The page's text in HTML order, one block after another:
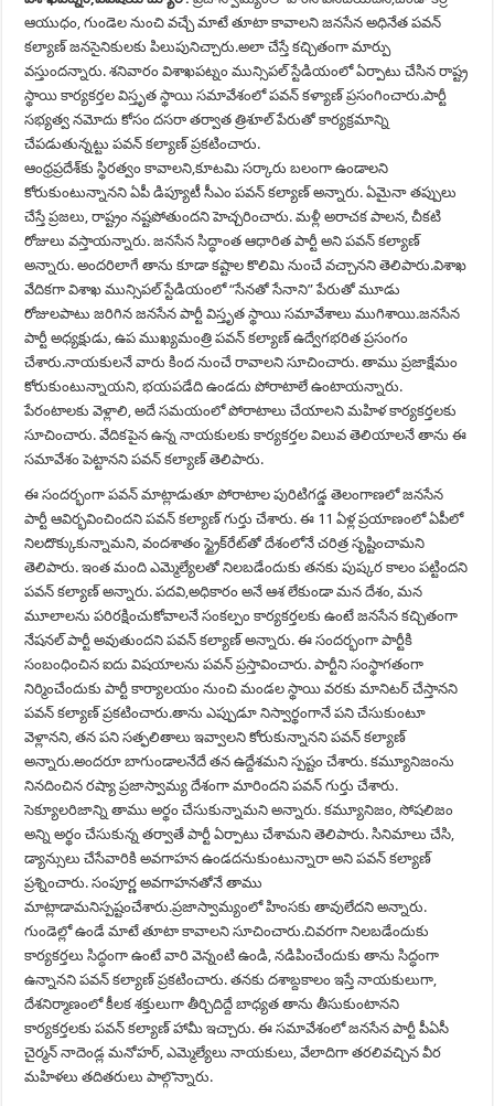
ఆయుధం, గుండెల నుంచి వచ్చే మాటే తూటా కావాలని జనసేన అధినేత పవన్‌
కల్యాణ్‌ జనసైనికులకు పిలుపునిచ్చారు.అలా చేస్తే కచ్చితంగా మార్పు
వస్తుందన్నారు. శనివారం విశాఖపట్నం మున్సిపల్ స్టేడియంలో ఏర్పాటు చేసిన రాష్ట్ర
స్థాయి కార్యకర్తల విస్తృత స్థాయి సమావేశంలో పవన్ కళ్యాణ్ ప్రసంగించారు.పార్టీ
సభ్యత్వ నమోదు కోసం దసరా తర్వాత త్రిశూల్‌ పేరుతో కార్యక్రమాన్ని
చేపడుతున్నట్టు పవన్ కల్యాణ్ ప్రకటించారు.
ఆంధ్రప్రదేశ్‌కు స్థిరత్వం కావాలని,కూటమి సర్కారు బలంగా ఉండాలని
కోరుకుంటున్నానని ఏపీ డిప్యూటీ సీఎం పవన్‌ కల్యాణ్‌ అన్నారు. ఏమైనా తప్పులు
చేస్తే ప్రజలు, రాష్ట్రం నష్టపోతుందని హెచ్చరించారు. మళ్లీ అరాచక పాలన, చీకటి
రోజులు వస్తాయన్నారు. జనసేన సిద్ధాంత ఆధారిత పార్టీ అని పవన్ కల్యాణ్
అన్నారు. అందరిలాగే తాను కూడా కష్టాల కొలిమి నుంచే వచ్చానని తెలిపారు.విశాఖ
వేదికగా విశాఖ మున్సిపల్‌ స్టేడియంలో “సేనతో సేనాని” పేరుతో మూడు
రోజులపాటు జరిగిన జనసేన పార్టీ విస్తృత స్థాయి సమావేశాలు ముగిశాయి.జనసేన
పార్టీ అధ్యక్షుడు, ఉప ముఖ్యమంత్రి పవన్‌ కల్యాణ్‌ ఉద్వేగభరిత ప్రసంగం
చేశారు.నాయకులనే వారు కింద నుంచే రావాలని సూచించారు. తాము ప్రజాక్షేమం
కోరుకుంటున్నాయని, భయపడేది ఉండదు పోరాటాలే ఉంటాయన్నారు.
పేరంటాలకు వెళ్లాలి, అదే సమయంలో పోరాటాలు చేయాలని మహిళ కార్యకర్తలకు
సూచించారు. వేదికపైన ఉన్న నాయకులకు కార్యకర్తల విలువ తెలియాలనే తాను ఈ
సమావేశం పెట్టానని పవన్ కల్యాణ్ తెలిపారు.
ఈ సందర్భంగా పవన్ మాట్లాడుతూ పోరాటాల పురిటిగడ్డ తెలంగాణలో జనసేన
పార్టీ ఆవిర్భవించిందని పవన్ కల్యాణ్ గుర్తు చేశారు. ఈ 11 ఏళ్ల ప్రయాణంలో ఏపీలో
నిలదొక్కుకున్నామని, వందశాతం స్ట్రైక్‌రేట్‌తో దేశంలోనే చరిత్ర సృష్టించామని
తెలిపారు. ఇంత మంది ఎమ్మెల్యేలతో నిలబడేందుకు తనకు పుష్కర కాలం పట్టిందని
పవన్ కల్యాణ్ అన్నారు. పదవి,అధికారం అనే ఆశ లేకుండా మన దేశం, మన
మూలాలను పరిరక్షించుకోవాలనే సంకల్పం కార్యకర్తలకు ఉంటే జనసేన కచ్చితంగా
నేషనల్‌ పార్టీ అవుతుందని పవన్‌ కల్యాణ్‌ అన్నారు. ఈ సందర్భంగా పార్టీకి
సంబంధించిన ఐదు విషయాలను పవన్ ప్రస్తావించారు. పార్టీని సంస్థాగతంగా
నిర్మించేందుకు పార్టీ కార్యాలయం నుంచి మండల స్థాయి వరకు మానిటర్ చేస్తానని
పవన్‌ కల్యాణ్ ప్రకటించారు.తాను ఎప్పుడూ నిస్వార్థంగానే పని చేసుకుంటూ
వెళ్లానని, తన పని సత్ఫలితాలు ఇవ్వాలని కోరుకున్నానని పవన్ కల్యాణ్
అన్నారు.అందరూ బాగుండాలనేదే తన ఉద్దేశమని స్పష్టం చేశారు. కమ్యూనిజంను
నినదించిన రష్యా ప్రజాస్వామ్య దేశంగా మారిందని పవన్ గుర్తు చేశారు.
సెక్యూలరిజాన్ని తాము అర్థం చేసుకున్నామని అన్నారు. కమ్యూనిజం, సోషలిజం
అన్ని అర్థం చేసుకున్న తర్వాతే పార్టీ ఏర్పాటు చేశామని తెలిపారు. సినిమాలు చేసి,
డ్యాన్సులు చేసేవారికి అవగాహన ఉండదనుకుంటున్నారా అని పవన్ కల్యాణ్
ప్రశ్నించారు. సంపూర్ణ అవగాహనతోనే తాము
మాట్లాడామనిస్పష్టంచేశారు.ప్రజాస్వామ్యంలో హింసకు తావులేదని అన్నారు.
గుండెల్లో ఉండే మాటే తూటా కావాలని సూచించారు.చివరగా నిలబడేందుకు
కార్యకర్తలు సిద్ధంగా ఉంటే వారి వెన్నంటి ఉండి, నడిపించేందుకు తాను సిద్ధంగా
ఉన్నానని పవన్ కల్యాణ్‌ ప్రకటించారు. తనకు దశాబ్దకాలం ఇస్తే నాయకులుగా,
దేశనిర్మాణంలో కీలక శక్తులుగా తీర్చిదిద్దే బాధ్యత తాను తీసుకుంటానని
కార్యకర్తలకు పవన్ కల్యాణ్ హామీ ఇచ్చారు. ఈ సమావేశంలో జనసేన పార్టీ పీఏసీ
చైర్మన్ నాదెండ్ల మనోహర్, ఎమ్మెల్యేలు నాయకులు, వేలాదిగా తరలివచ్చిన వీర
మహిళలు తదితరులు పాల్గొన్నారు.